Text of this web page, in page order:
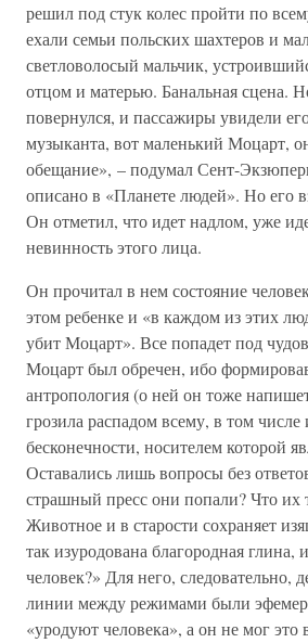
решил под стук колес пройти по
ехали семьи польских шахтеров и
светловолосый мальчик,
отцом и матерью. Банальная сцена.
повернулся, и пассажиры увидели
музыканта, вот маленький Моцарт,
обещание», – подумал Сент-
описано в «Планете людей». Но его
Он отметил, что идет надлом, уже
невинность этого лица.
Он прочитал в нем состояние
этом ребенке и «в каждом из этих
убит Моцарт». Все попадет под
Моцарт был обречен, ибо
антропология (о ней он тоже
грозила распадом всему, в том числе
бесконечности, носителем которой
Оставались лишь вопросы без
страшный пресс они попали? Что их
Животное и в старости сохраняет
так изуродована благородная глина,
человек?» Для него, следовательно,
линии между режимами были
«уродуют человека», а он не мог это